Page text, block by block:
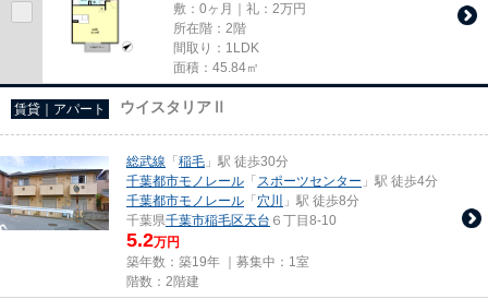
敷：0ヶ月｜礼：2万円
所在階：2階
間取り：1LDK
面積：45.84㎡
賃貸｜アパート ウイスタリアⅡ
総武線 「稲毛 」駅 徒歩30分
千葉都市モノレール 「 スポーツセンター 」駅 徒歩4分
千葉都市モノレール 「穴川
」駅 徒歩8分
千葉県千葉市稲毛区天台 ６丁目8-10
5.2万円
築年数：築19年 ｜募集中： 1室
階数：2階建